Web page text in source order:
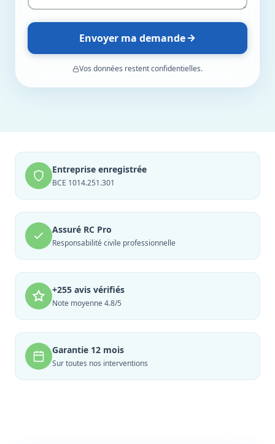
Envoyer ma demande
Vos données restent confidentielles.
Entreprise enregistrée
BCE 1014.251.301
Assuré RC Pro
Responsabilité civile professionnelle
+255 avis vérifiés
Note moyenne 4.8/5
Garantie 12 mois
Sur toutes nos interventions